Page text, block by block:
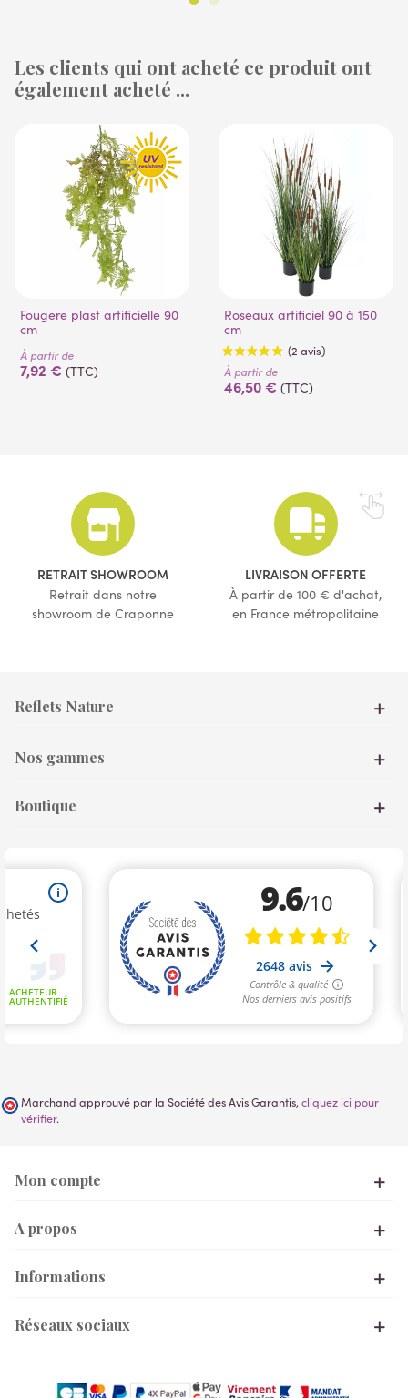
Les clients qui ont acheté ce produit ont
également acheté ...
Fougere plast artificielle 90
cm
À partir de
7,92 € (TTC)
Roseaux artificiel 90 à 150
cm
(2 avis)
À partir de
46,50 € (TTC)
RETRAIT SHOWROOM
Retrait dans notre
showroom de Craponne
LIVRAISON OFFERTE
À partir de 100 € d'achat,
en France métropolitaine
Reflets Nature
Nos gammes
Boutique
Marchand approuvé par la Société des Avis Garantis, cliquez ici pour
vérifier.
Mon compte
A propos
Informations
Réseaux sociaux